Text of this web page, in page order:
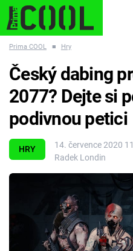
ESCAPE PLNEJ KOTEL
Témata
Seriály
Prima COOL ■ Hry
HRY
14. července 2020
Radek Londin
Český dabing
2077? Dejte si
podivnou petici